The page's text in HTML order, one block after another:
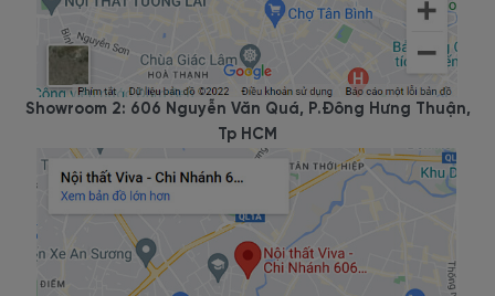
Showroom 2: 606 Nguyễn Văn Quá, P.Đông Hưng Thuận,
Tp HCM